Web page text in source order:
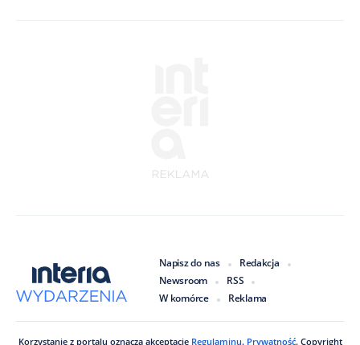
Napisz do nas
Redakcja
Newsroom
RSS
W komórce
Reklama
Korzystanie z portalu oznacza akceptację Regulaminu. Prywatność. Copyright